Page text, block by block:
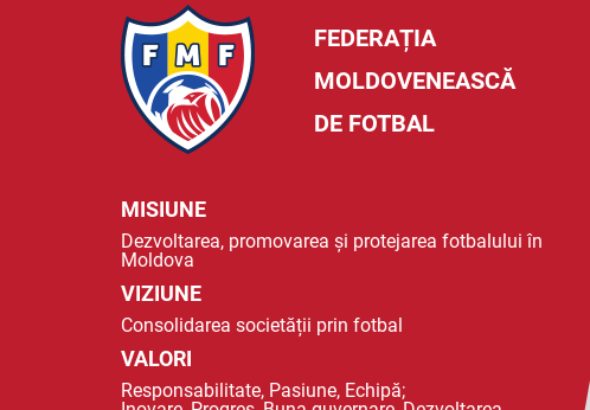
FEDERAȚIA
MOLDOVENEASCĂ
DE FOTBAL
MISIUNE
Dezvoltarea, promovarea și protejarea fotbalului în
Moldova
VIZIUNE
Consolidarea societății prin fotbal
VALORI
Responsabilitate, Pasiune, Echipă;